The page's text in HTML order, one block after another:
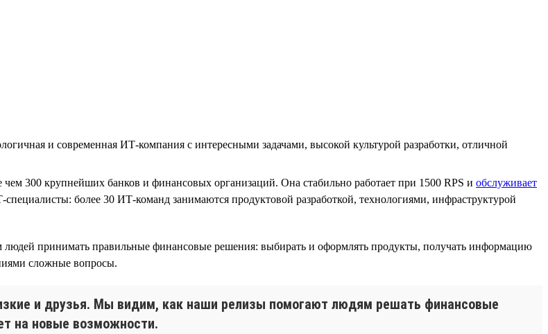
и современная ИТ-компания с интересными задачами, высокой культурой разработки, отличной
300 крупнейших банков и финансовых организаций. Она стабильно работает при 1500 RPS и обслуживает
более 30 ИТ-команд занимаются продуктовой разработкой, технологиями, инфраструктурой
принимать правильные финансовые решения: выбирать и оформлять продукты, получать информацию
сложные вопросы.
и друзья. Мы видим, как наши релизы помогают людям решать финансовые
на новые возможности.